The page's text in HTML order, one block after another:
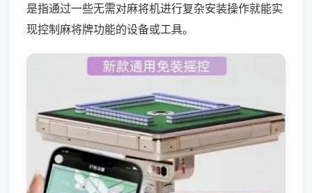
是指通过一些无需对麻将机进行复杂安装操作就能实
现控制麻将牌功能的设备或工具。